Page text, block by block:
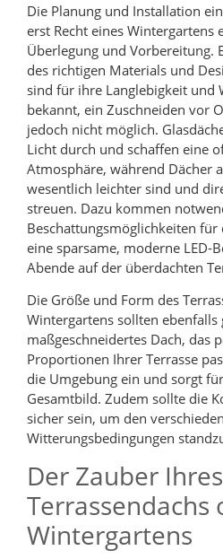
Die Planung und Installation
erst Recht eines Wintergartens
Überlegung und Vorbereitung.
des richtigen Materials und
sind für ihre Langlebigkeit und
bekannt, ein Zuschneiden vor
jedoch nicht möglich.
Licht durch und schaffen eine
Atmosphäre, während Dächer
wesentlich leichter sind und
streuen. Dazu kommen
Beschattungsmöglichkeiten für
eine sparsame, moderne LED-
Abende auf der überdachten
Die Größe und Form des
Wintergartens sollten ebenfalls
maßgeschneidertes Dach, das
Proportionen Ihrer Terrasse
die Umgebung ein und sorgt
Gesamtbild. Zudem sollte die
sicher sein, um den
Witterungsbedingungen
Der Zauber
Terrassendachs
Wintergartens